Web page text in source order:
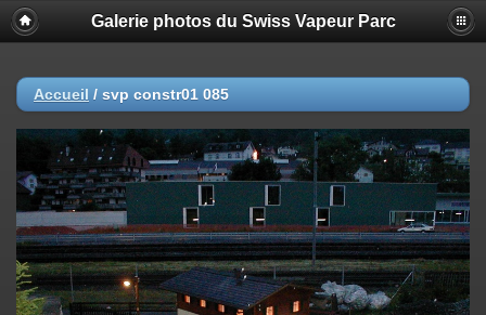
Galerie photos du Swiss Vapeur Parc
Accueil / svp constr01 085